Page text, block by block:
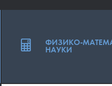
ФИЗИКО-
НАУКИ